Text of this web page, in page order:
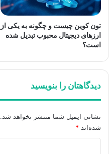
تون کوین چیست و چگونه به یکی از
ارزهای دیجیتال محبوب تبدیل شده
است؟
دیدگاهتان را بنویسید
نشانی ایمیل شما منتشر نخواهد شد.
شده‌اند *